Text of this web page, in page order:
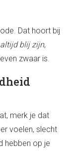
Dat hoort bij
altijd blij zijn,
zwaar is.
merk je dat
voelen, slecht
hebben op je